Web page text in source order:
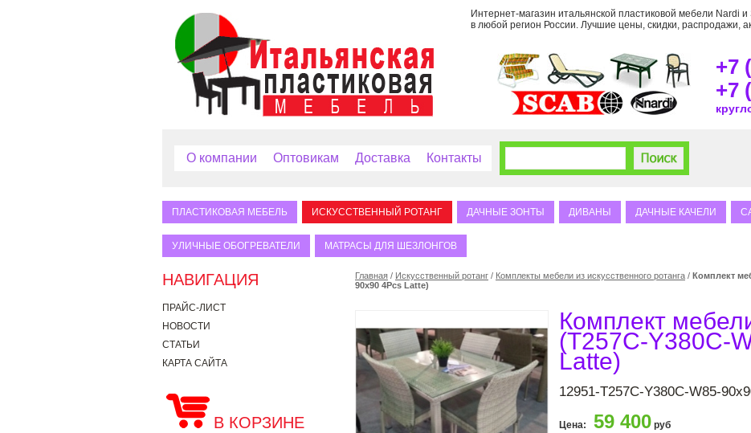
Интернет-магазин итальянской пластиковой мебели Nardi
в любой регион России. Лучшие цены, скидки, распродажи,
+7
+7
О компании Оптовикам Доставка Контакты
ПЛАСТИКОВАЯ МЕБЕЛЬ ИСКУССТВЕННЫЙ РОТАНГ ДАЧНЫЕ ЗОНТЫ ДИВАНЫ ДАЧНЫЕ КАЧЕЛИ
УЛИЧНЫЕ ОБОГРЕВАТЕЛИ МАТРАСЫ ДЛЯ ШЕЗЛОНГОВ
НАВИГАЦИЯ
ПРАЙС-ЛИСТ
НОВОСТИ
СТАТЬИ
КАРТА САЙТА
В КОРЗИНЕ
Главная / Искусственный ротанг / Комплекты мебели из искусственного ротанга / Комплект
90x90 4Pcs Latte)
Комплект
(T257C-Y380C-
Latte)
12951-T257C-Y380C-W85-
Цена: 59 400 руб